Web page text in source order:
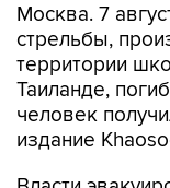
Москва. 7
стрельбы,
территории
Таиланде,
человек
издание